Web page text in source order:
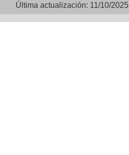
Última actualización: 11/10/2025